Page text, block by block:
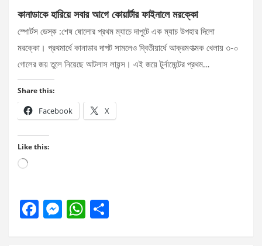
কানাডাকে হারিয়ে সবার আগে কোয়ার্টার ফাইনালে মরক্কো
স্পোর্টস ডেস্ক :শেষ ষোলোর প্রথম ম্যাচে দাপুটে এক ম্যাচ উপহার দিলো
মরক্কো। প্রথমার্ধে কানাডার দাপট সামলেও দ্বিতীয়ার্ধে আক্রমণাত্মক খেলায় ৩-০
গোলের জয় তুলে নিয়েছে আটলাস লায়ন্স। এই জয়ে টুর্নামেন্টের প্রথম…
Share this:
Facebook X
Like this:
Loading…
F
M W